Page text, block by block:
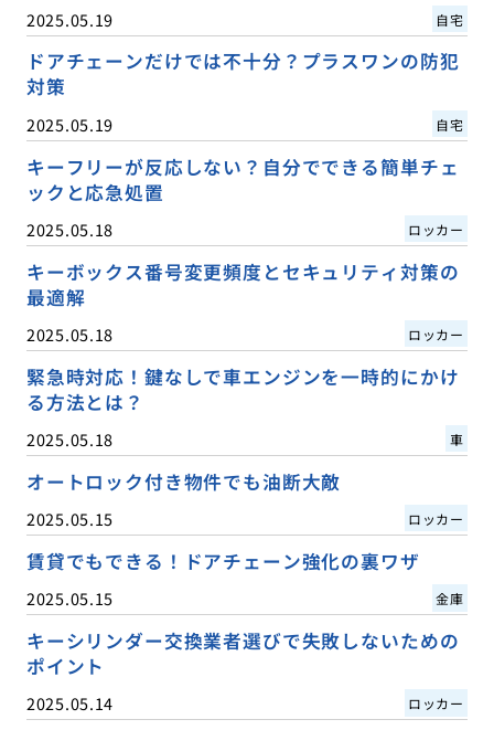
2025.05.19 自宅
ドアチェーンだけでは不十分？プラスワンの防犯
対策
2025.05.19 自宅
キーフリーが反応しない？自分でできる簡単チェ
ックと応急処置
2025.05.18 ロッカー
キーボックス番号変更頻度とセキュリティ対策の
最適解
2025.05.18 ロッカー
緊急時対応！鍵なしで車エンジンを一時的にかけ
る方法とは？
2025.05.18 車
オートロック付き物件でも油断大敵
2025.05.15 ロッカー
賃貸でもできる！ドアチェーン強化の裏ワザ
2025.05.15 金庫
キーシリンダー交換業者選びで失敗しないための
ポイント
2025.05.14 ロッカー